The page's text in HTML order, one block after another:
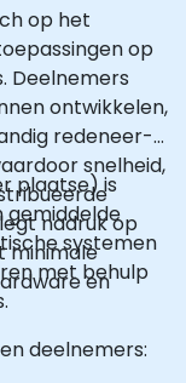
op het
op
Deelnemers
ontwikkelen,
redeneer-
snelheid,
nadruk op
minimale
en
plaatse) is
gemiddelde
systemen
met behulp
deelnemers: